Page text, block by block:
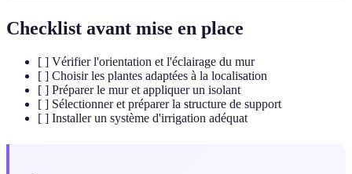
Checklist avant mise en place
[ ] Vérifier l'orientation et l'éclairage du mur
[ ] Choisir les plantes adaptées à la localisation
[ ] Préparer le mur et appliquer un isolant
[ ] Sélectionner et préparer la structure de support
[ ] Installer un système d'irrigation adéquat